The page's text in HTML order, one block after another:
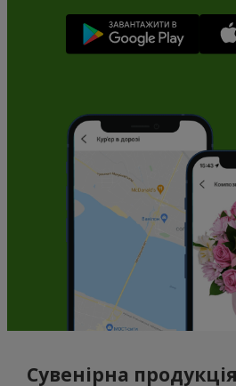
Сувенірна